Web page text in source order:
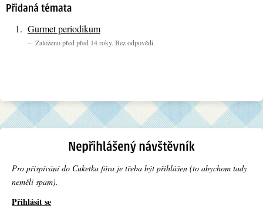
Gurmet periodikum
– Založeno před před 14 roky. Bez odpovědi.
Pro přispívání do Cuketka fóra je třeba být přihlášen (to abychom tady
neměli spam).
Přihlásit se